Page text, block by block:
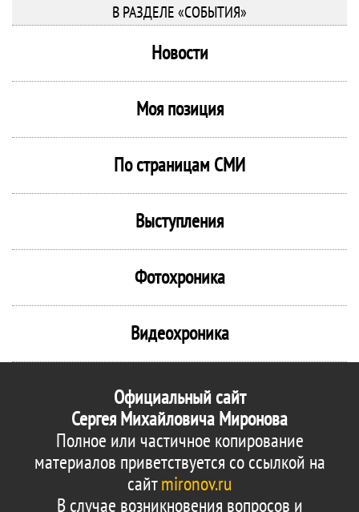
В РАЗДЕЛЕ «СОБЫТИЯ»
Новости
Моя позиция
По страницам СМИ
Выступления
Фотохроника
Видеохроника
Официальный сайт
Сергея Михайловича Миронова
Полное или частичное копирование
материалов приветствуется со ссылкой на
сайтmironov.ru
В случае возникновения вопросов и